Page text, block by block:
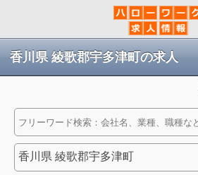
香川県 綾歌郡宇多津町の求人